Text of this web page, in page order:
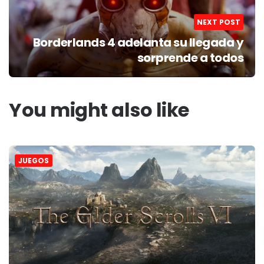
NEXT POST
Borderlands 4 adelanta su llegada y
sorprende a todos
You might also like
JUEGOS